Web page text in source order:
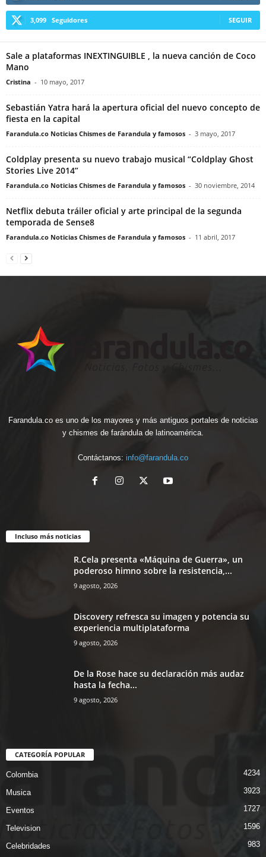
3,099 Seguidores SEGUIR
Sale a plataformas INEXTINGUIBLE , la nueva canción de Coco
Mano
Cristina - 10 mayo, 2017
Sebastián Yatra hará la apertura oficial del nuevo concepto de
fiesta en la capital
Farandula.co Noticias Chismes de Farandula y famosos - 3 mayo, 2017
Coldplay presenta su nuevo trabajo musical “Coldplay Ghost
Stories Live 2014”
Farandula.co Noticias Chismes de Farandula y famosos - 30 noviembre, 2014
Netflix debuta tráiler oficial y arte principal de la segunda
temporada de Sense8
Farandula.co Noticias Chismes de Farandula y famosos - 11 abril, 2017
Farandula.co es uno de los mayores y más antiguos portales de noticias
y chismes de farándula de latinoamérica.
Contáctanos: info@farandula.co
Incluso más noticias
R.Cela presenta «Máquina de Guerra», un
poderoso himno sobre la resistencia,...
9 agosto, 2026
Discovery refresca su imagen y potencia su
experiencia multiplataforma
9 agosto, 2026
De la Rose hace su declaración más audaz
hasta la fecha...
9 agosto, 2026
CATEGORÍA POPULAR
Colombia 4234
Musica 3923
Eventos 1727
Television 1596
Celebridades 983